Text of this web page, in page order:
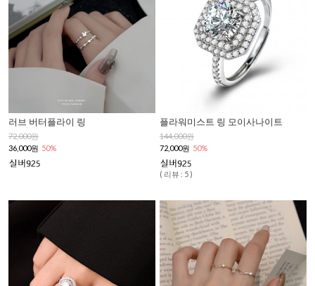
러브 버터플라이 링
72,000원
36,000원 50%
플라워미스트 링 모이사나이트
144,000원
72,000원 50%
( 리뷰 : 5 )